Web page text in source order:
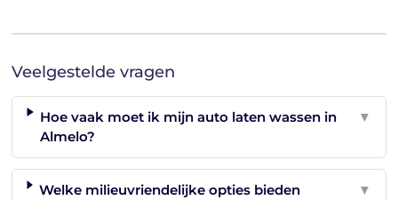
Veelgestelde vragen
Hoe vaak moet ik mijn auto laten wassen in
Almelo?
▼
Welke milieuvriendelijke opties bieden
▼